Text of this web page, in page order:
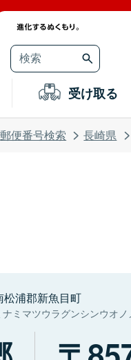
受け取る
郵便番号検索 長崎県
松浦郡新魚目町
ナミマツウラグンシンウオノ